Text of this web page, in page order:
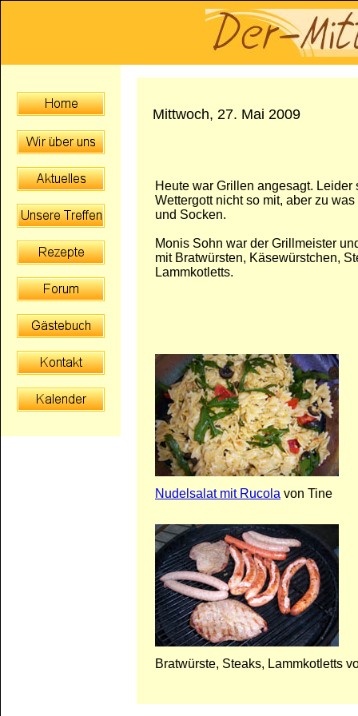
Mittwoch, 27. Mai 2009
Heute war Grillen angesagt. Leider
Wettergott nicht so mit, aber zu
und Socken.
Monis Sohn war der Grillmeister
mit Bratwürsten, Käsewürstchen,
Lammkotletts.
Nudelsalat mit Rucola von Tine
Bratwürste, Steaks, Lammkotletts